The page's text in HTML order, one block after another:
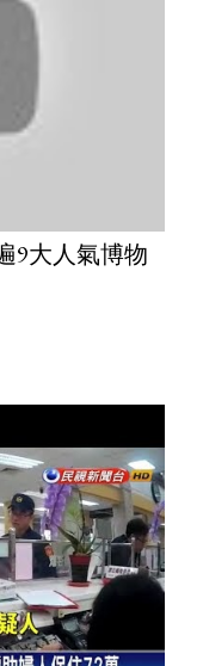
9大人氣博物